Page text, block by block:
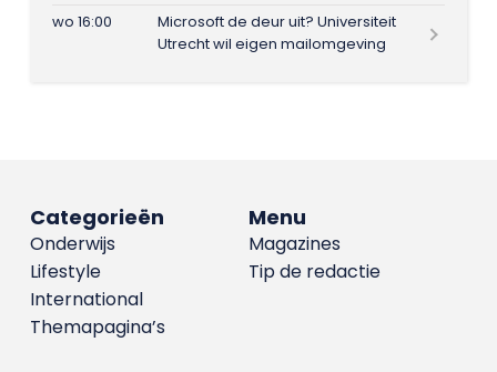
wo 16:00
Microsoft de deur uit? Universiteit
Utrecht wil eigen mailomgeving
Menu
Magazines
Tip de redactie
Categorieën
Onderwijs
Lifestyle
International
Themapagina’s